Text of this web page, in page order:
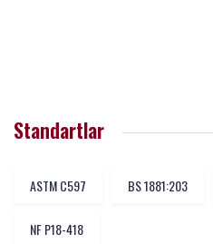
Standartlar
ASTM C597 BS 1881:203
NF P18-418